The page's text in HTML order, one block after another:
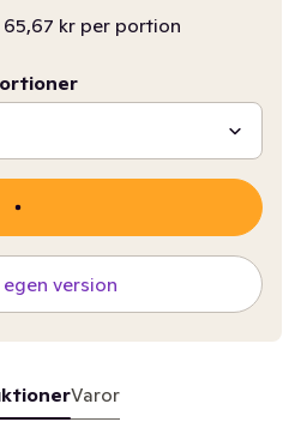
65,67 kr per portion
egen version
Varor